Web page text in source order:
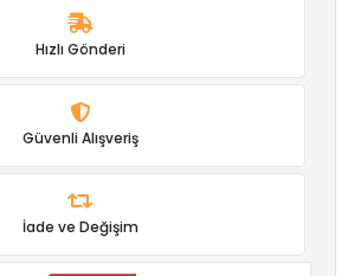
Hızlı Gönderi
Güvenli Alışveriş
İade ve Değişim